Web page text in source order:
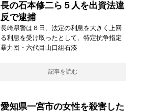
長の石本修二ら５人を出資法違
反で逮捕
長崎県警は６日、法定の利息を大きく上回
る利息を受け取ったとして、特定抗争指定
暴力団・六代目山口組石湊
記事を読む
愛知県一宮市の女性を殺害した